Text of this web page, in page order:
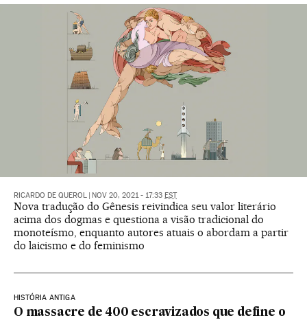
RICARDO DE QUEROL NOV 20, 2021 - 17:33 EST
Nova tradução do Gênesis reivindica seu valor literário
acima dos dogmas e questiona a visão tradicional do
monoteísmo, enquanto autores atuais o abordam a partir
do laicismo e do feminismo
HISTÓRIA ANTIGA
O massacre de 400 escravizados que define o